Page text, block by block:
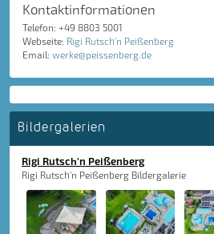
Kontaktinformationen
Telefon: +49 8803 5001
Webseite: Rigi Rutsch'n Peißenberg
Email: werke@peissenberg.de
Bildergalerien
Rigi Rutsch'n Peißenberg
Rigi Rutsch'n Peißenberg Bildergalerie